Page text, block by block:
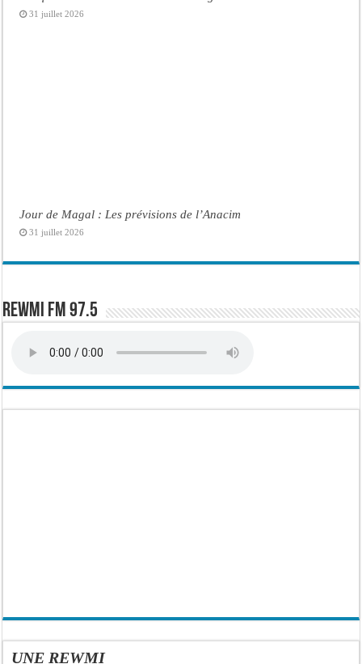
31 juillet 2026
Jour de Magal : Les prévisions de l’Anacim
31 juillet 2026
Rewmi FM 97.5
UNE REWMI